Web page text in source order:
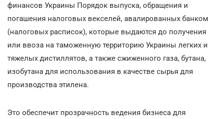
финансов Украины Порядок выпуска, обращения и
погашения налоговых векселей, авалированных банком
(налоговых расписок), которые выдаются до получения
или ввоза на таможенную территорию Украины легких и
тяжелых дистиллятов, а также сжиженного газа, бутана,
изобутана для использования в качестве сырья для
производства этилена.
Это обеспечит прозрачность ведения бизнеса для